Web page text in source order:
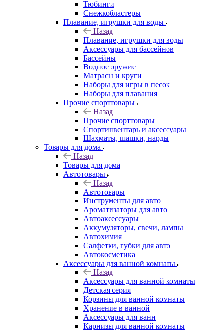
Тюбинги
Снежкобластеры
Плавание, игрушки для воды
Назад
Плавание, игрушки для воды
Аксессуары для бассейнов
Бассейны
Водное оружие
Матрасы и круги
Наборы для игры в песок
Наборы для плавания
Прочие спорттовары
Назад
Прочие спорттовары
Спортинвентарь и аксессуары
Шахматы, шашки, нарды
Товары для дома
Назад
Товары для дома
Автотовары
Назад
Автотовары
Инструменты для авто
Ароматизаторы для авто
Автоаксессуары
Аккумуляторы, свечи, лампы
Автохимия
Салфетки, губки для авто
Автокосметика
Аксессуары для ванной комнаты
Назад
Аксессуары для ванной комнаты
Детская серия
Корзины для ванной комнаты
Хранение в ванной
Аксессуары для ванн
Карнизы для ванной комнаты